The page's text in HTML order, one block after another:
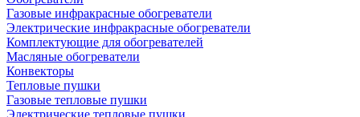
Газовые инфракрасные обогреватели
Электрические инфракрасные обогреватели
Комплектующие для обогревателей
Масляные обогреватели
Конвекторы
Тепловые пушки
Газовые тепловые пушки
Электрические тепловые пушки